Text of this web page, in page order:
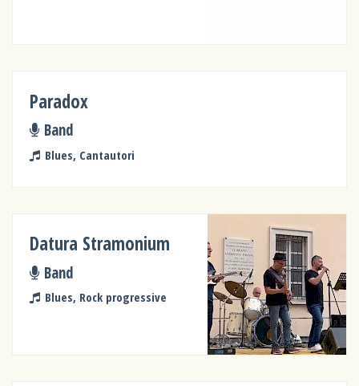
Paradox
Band
Blues, Cantautori
Datura Stramonium
Band
Blues, Rock progressive